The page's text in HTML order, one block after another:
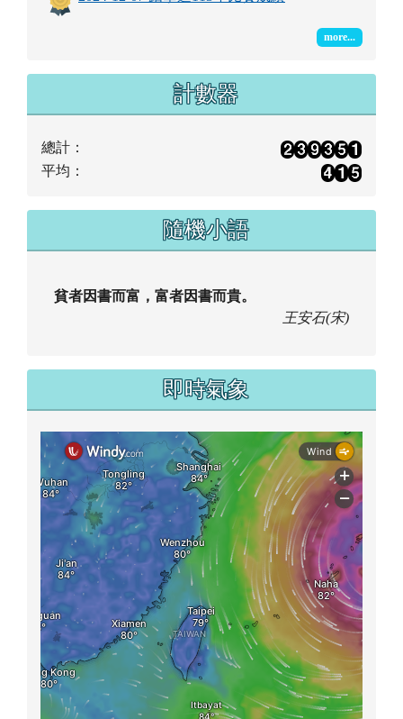
more...
計數器
總計：
平均：
隨機小語
貧者因書而富，富者因書而貴。
王安石(宋)
即時氣象